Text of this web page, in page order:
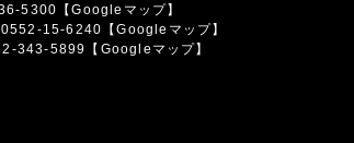
5300 【Googleマップ】
15-6240 【Googleマップ】
343-5899
【Googleマップ】